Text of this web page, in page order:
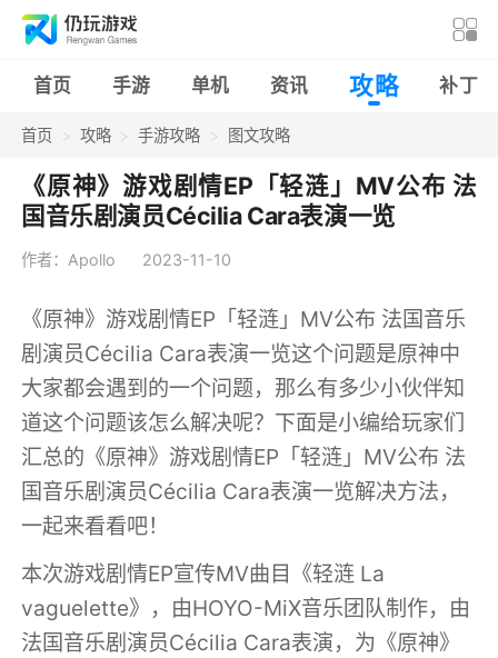
首页 手游 单机 资讯 攻略 补丁
首页 攻略 手游攻略 图文攻略
《原神》游戏剧情EP「轻涟」MV公布 法
国音乐剧演员Cécilia Cara表演一览
作者：Apollo 2023-11-10
《原神》游戏剧情EP「轻涟」MV公布 法国音乐
剧演员Cécilia Cara表演一览这个问题是原神中
大家都会遇到的一个问题，那么有多少小伙伴知
道这个问题该怎么解决呢？下面是小编给玩家们
汇总的《原神》游戏剧情EP「轻涟」MV公布 法
国音乐剧演员Cécilia Cara表演一览解决方法，
一起来看看吧！
本次游戏剧情EP宣传MV曲目《轻涟 La
vaguelette》，由HOYO-MiX音乐团队制作，由
法国音乐剧演员Cécilia Cara表演，为《原神》